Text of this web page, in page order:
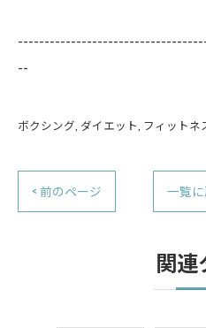
--
ボクシング ダイエット フィットネ
< 前のページ 一覧
関連